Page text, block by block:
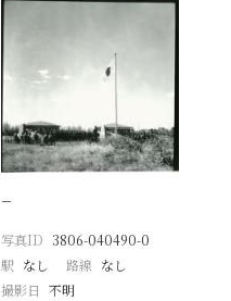
−
写真ID 3806-040490-0
駅 なし 路線 なし
撮影日 不明